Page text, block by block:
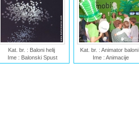
Kat. br. : Baloni helij
Ime : Balonski Spust
Kat. br. : Animator baloni
Ime : Animacije